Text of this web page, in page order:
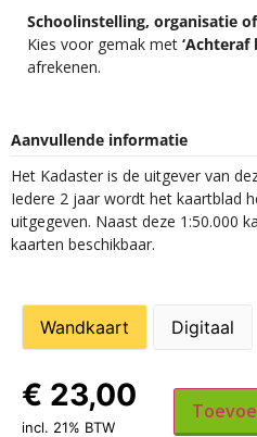
Schoolinstelling, organisatie
Kies voor gemak met ‘Achteraf
afrekenen.
Aanvullende informatie
Het Kadaster is de uitgever van
Iedere 2 jaar wordt het kaartblad
uitgegeven. Naast deze 1:50.000
kaarten beschikbaar.
Wandkaart Digitaal
€ 23,00
incl. 21% BTW